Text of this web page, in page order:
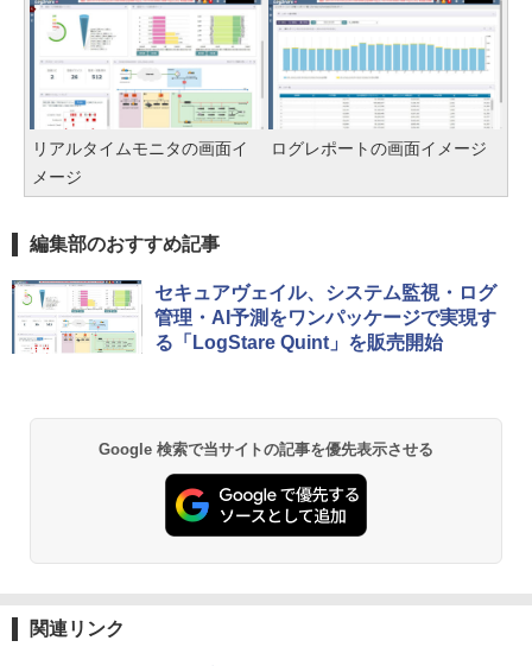
リアルタイムモニタの画面イ
メージ
ログレポートの画面イメージ
編集部のおすすめ記事
セキュアヴェイル、システム監視・ログ
管理・AI予測をワンパッケージで実現す
る「LogStare Quint」を販売開始
Google 検索で当サイトの記事を優先表示させる
関連リンク